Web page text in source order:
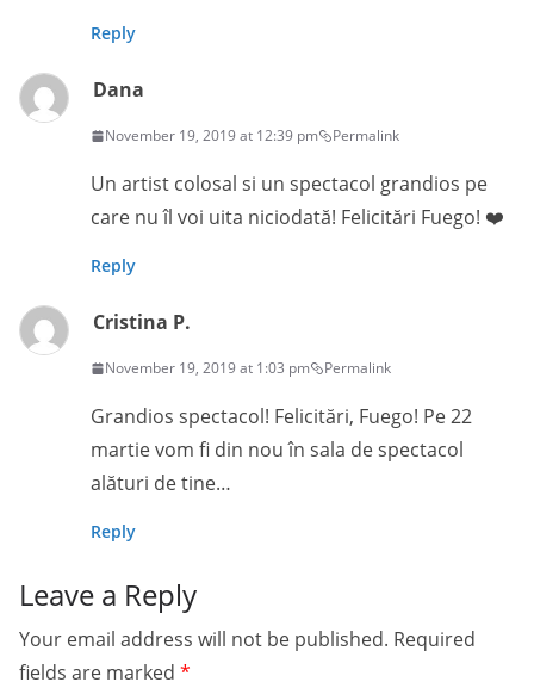
Reply
Dana
November 19, 2019 at 12:39 pm Permalink
Un artist colosal si un spectacol grandios pe
care nu îl voi uita niciodată! Felicitări Fuego! ❤️
Reply
Cristina P.
November 19, 2019 at 1:03 pm Permalink
Grandios spectacol! Felicitări, Fuego! Pe 22
martie vom fi din nou în sala de spectacol
alături de tine…
Reply
Leave a Reply
Your email address will not be published. Required
fields are marked *